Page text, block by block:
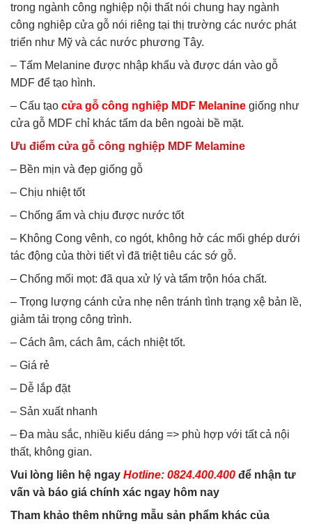
trong ngành công nghiệp nội thất nói chung hay ngành
công nghiệp cửa gỗ nói riêng tại thị trường các nước phát
triển như Mỹ và các nước phương Tây.
– Tấm Melanine được nhập khẩu và được dán vào gỗ
MDF để tạo hình.
– Cấu tạo cửa gỗ công nghiệp MDF Melanine giống như
cửa gỗ MDF chỉ khác tấm da bên ngoài bề mặt.
Ưu điểm cửa gỗ công nghiệp MDF Melamine
– Bền mịn và đẹp giống gỗ
– Chịu nhiệt tốt
– Chống ẩm và chịu được nước tốt
– Không Cong vênh, co ngót, không hở các mối ghép dưới
tác động của thời tiết vì đã triệt tiêu các sớ gỗ.
– Chống mối mọt: đã qua xử lý và tẩm trộn hóa chất.
– Trọng lượng cánh cửa nhẹ nên tránh tình trạng xệ bản lề,
giảm tải trọng công trình.
– Cách âm, cách âm, cách nhiệt tốt.
– Giá rẻ
– Dễ lắp đặt
– Sản xuất nhanh
– Đa màu sắc, nhiều kiểu dáng => phù hợp với tất cả nội
thất, không gian.
Vui lòng liên hệ ngay Hotline: 0824.400.400 để nhận tư
vấn và báo giá chính xác ngay hôm nay
Tham khảo thêm những mẫu sản phẩm khác của